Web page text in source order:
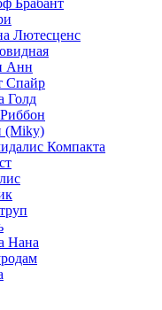
Брабант
Лютесценс
Анн
Спайр
Голд
(Miky)
Компакта
Нана